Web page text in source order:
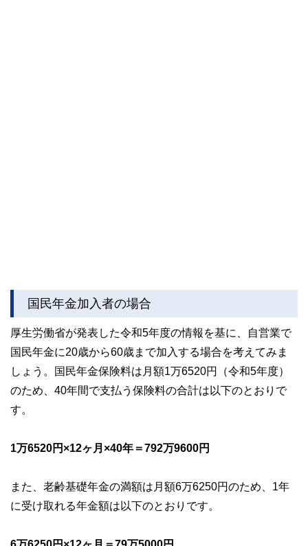
国民年金加入者の場合
厚生労働省が発表した令和5年度の情報を基に、自営業で
国民年金に20歳から60歳まで加入する場合を考えてみま
しょう。国民年金保険料は月額1万6520円（令和5年度）
のため、40年間で支払う保険料の合計は以下のとおりで
す。
1万6520円×12ヶ月×40年＝792万9600円
また、老齢基礎年金の満額は月額6万6250円のため、1年
に受け取れる年金額は以下のとおりです。